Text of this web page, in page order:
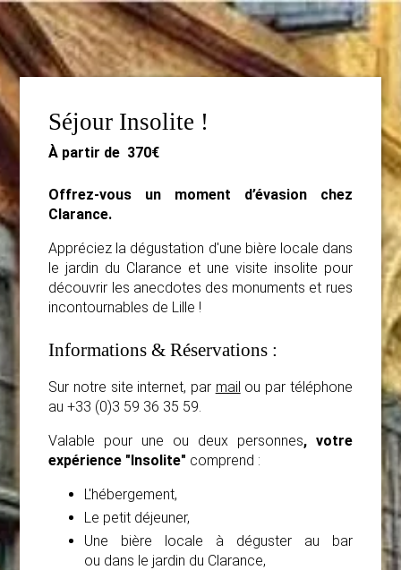
Séjour Insolite !
À partir de 370€
Offrez-vous un moment d’évasion chez
Clarance.
Appréciez la dégustation d'une bière locale dans
le jardin du Clarance et une visite insolite pour
découvrir les anecdotes des monuments et rues
incontournables de Lille !
Informations & Réservations :
Sur notre site internet, par mail ou par téléphone
au +33 (0)3 59 36 35 59.
Valable pour une ou deux personnes, votre
expérience "Insolite" comprend :
L'hébergement,
Le petit déjeuner,
Une bière locale à déguster au bar
ou dans le jardin du Clarance,